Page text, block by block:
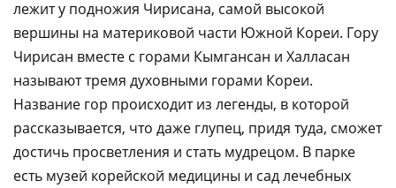
лежит у подножия Чирисана, самой высокой
вершины на материковой части Южной Кореи. Гору
Чирисан вместе с горами Кымгансан и Халласан
называют тремя духовными горами Кореи.
Название гор происходит из легенды, в которой
рассказывается, что даже глупец, придя туда, сможет
достичь просветления и стать мудрецом. В парке
есть музей корейской медицины и сад лечебных